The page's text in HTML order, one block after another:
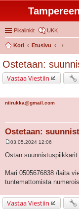
Pikalinkit UKK
Koti
Etusivu
Ostetaan:
Vastaa Viestiin
niirukka@gmail.com
Ostetaan:
e
i
03.05.2024 12:06
Ostan
Mari 0505676838 /laita
tuntemattomista
Vastaa Viestiin